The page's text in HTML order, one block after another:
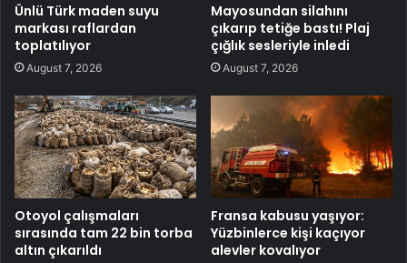
Ünlü Türk maden suyu
markası raflardan
toplatılıyor
August 7, 2026
Mayosundan silahını
çıkarıp tetiğe bastı! Plaj
çığlık sesleriyle inledi
August 7, 2026
Otoyol çalışmaları
sırasında tam 22 bin torba
altın çıkarıldı
Fransa kabusu yaşıyor:
Yüzbinlerce kişi kaçıyor
alevler kovalıyor